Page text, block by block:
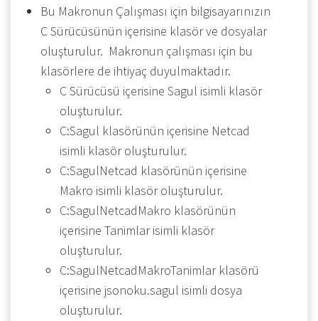
Bu Makronun Çalışması için bilgisayarınızın
C Sürücüsünün içerisine klasör ve dosyalar
oluşturulur. Makronun çalışması için bu
klasörlere de ihtiyaç duyulmaktadır.
C Sürücüsü içerisine Sagul isimli klasör
oluşturulur.
C:Sagul klasörünün içerisine Netcad
isimli klasör oluşturulur.
C:SagulNetcad klasörünün içerisine
Makro isimli klasör oluşturulur.
C:SagulNetcadMakro klasörünün
içerisine Tanimlar isimli klasör
oluşturulur.
C:SagulNetcadMakroTanimlar klasörü
içerisine jsonoku.sagul isimli dosya
oluşturulur.